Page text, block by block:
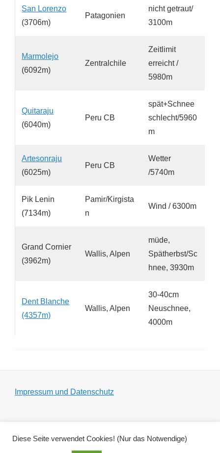
San Lorenzo
(3706m)
Patagonien
nicht getraut/
3100m
Marmolejo
(6092m)
Zentralchile
Zeitlimit
erreicht /
5980m
Quitaraju
(6040m)
Peru CB
spät+Schnee
schlecht/5960
m
Artesonraju
(6025m)
Peru CB
Wetter
/5740m
Pik Lenin
(7134m)
Pamir/Kirgista
n
Wind / 6300m
Grand Cornier
(3962m)
Wallis, Alpen
müde,
Spätherbst/Sc
hnee, 3930m
Dent Blanche
(4357m)
Wallis, Alpen
30-40cm
Neuschnee,
4000m
Impressum und Datenschutz
Copyright © 2026Zeltgespenst |Adonis byCatch
Diese Seite verwendet Cookies! (Nur das Notwendige)